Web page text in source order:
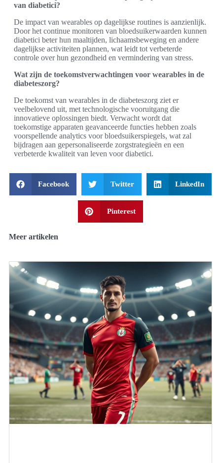
van diabetici?
De impact van wearables op dagelijkse routines is aanzienlijk.
Door het continue monitoren van bloedsuikerwaarden kunnen
diabetici beter hun maaltijden, lichaamsbeweging en andere
dagelijkse activiteiten plannen, wat leidt tot verbeterde
controle over hun gezondheid en vermindering van stress.
Wat zijn de toekomstverwachtingen voor wearables in de
diabeteszorg?
De toekomst van wearables in de diabeteszorg ziet er
veelbelovend uit, met technologische vooruitgang die
innovatieve oplossingen biedt. Verwacht wordt dat
toekomstige apparaten geavanceerde functies hebben zoals
voorspellende analytics voor bloedsuikerspiegels, wat zal
bijdragen aan gepersonaliseerde zorgstrategieën en een
verbeterde kwaliteit van leven voor diabetici.
Facebook Twitter LinkedIn
Pinterest
Meer artikelen